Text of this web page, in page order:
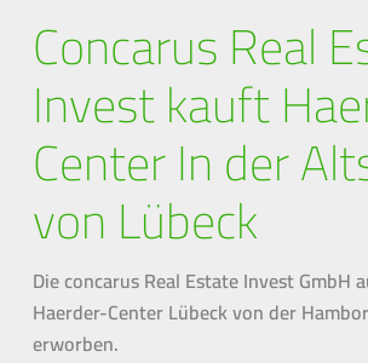
Concarus Real
Invest kauft
Center In der
von Lübeck
Die concarus Real Estate Invest GmbH
Haerder-Center Lübeck von der
erworben.